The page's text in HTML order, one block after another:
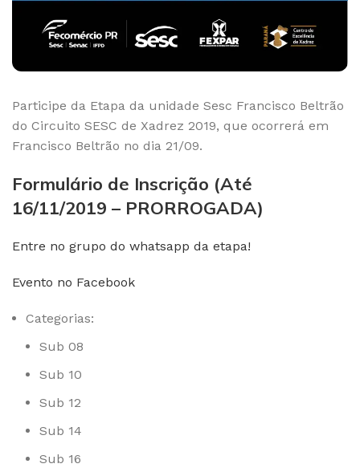
Participe da Etapa da unidade Sesc Francisco Beltrão
do Circuito SESC de Xadrez 2019, que ocorrerá em
Francisco Beltrão no dia 21/09.
Formulário de Inscrição (Até
16/11/2019 – PRORROGADA)
Entre no grupo do whatsapp da etapa!
Evento no Facebook
Categorias:
Sub 08
Sub 10
Sub 12
Sub 14
Sub 16